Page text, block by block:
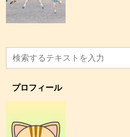
プロフィール